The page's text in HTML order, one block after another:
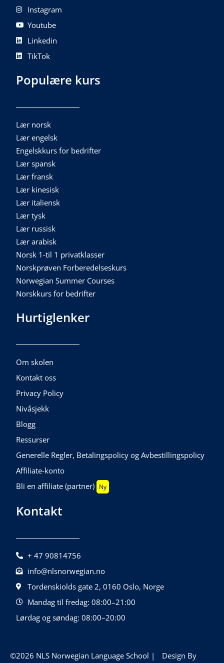
Instagram
Youtube
Linkedin
TikTok
Populære kurs
Lær norsk
Lær engelsk
Engelskkurs for bedrifter
Lær spansk
Lær fransk
Lær kinesisk
Lær italiensk
Lær tysk
Lær russisk
Lær arabisk
Norsk 1-til 1 privatklasser
Norskprøven Forberedelseskurs
Norwegian Summer Courses
Norskkurs for bedrifter
Hurtiglenker
Om skolen
Kontakt oss
Privacy Policy
Nivåsjekk
Blogg
Ressurser
Generelle Regler, Betalingspolicy og Avbestillingspolicy
Affiliate-konto
Bli en affiliate (partner) Ny
Kontakt
+ 47 90814756
info@nlsnorwegian.no
Tordenskiolds gate 2, 0160 Oslo, Norge
Mandag til fredag: 08:00–21:00
Lørdag og søndag: 08:00–20:00
©2026 NLS Norwegian Language School |
Design By